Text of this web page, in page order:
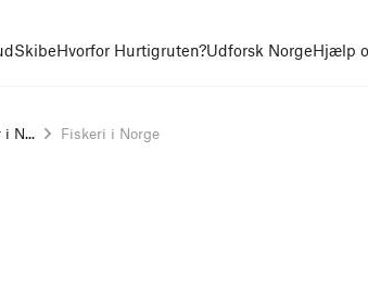
SkibeHvorfor Hurtigruten?Udforsk NorgeHjælp
i N... Fiskeri i Norge